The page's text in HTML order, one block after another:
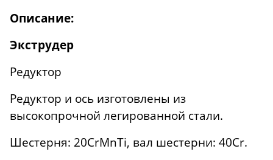
Описание:
Экструдер
Редуктор
Редуктор и ось изготовлены из
высокопрочной легированной стали.
Шестерня: 20CrMnTi, вал шестерни: 40Cr.